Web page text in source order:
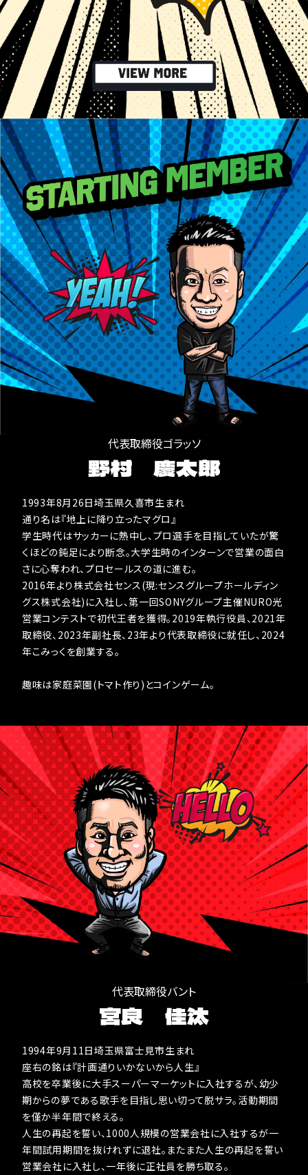
代表取締役ゴラッソ
野村 慶太郎
1993年8月26日埼玉県久喜市生まれ
通り名は『地上に降り立ったマグロ』
学生時代はサッカーに熱中し、プロ選手を目指していたが驚
くほどの鈍足により断念。大学生時のインターンで営業の面白
さに心奪われ、プロセールスの道に進む。
2016年より株式会社センス(現:センスグループホールディン
グス株式会社)に入社し、第一回SONYグループ主催NURO光
営業コンテストで初代王者を獲得。2019年執行役員、2021年
取締役、2023年副社長、23年より代表取締役に就任し、2024
年こみっくを創業する。
趣味は家庭菜園(トマト作り)とコインゲーム。
代表取締役バント
宮良 佳汰
1994年9月11日埼玉県富士見市生まれ
座右の銘は『計画通りいかないから人生』
高校を卒業後に大手スーパーマーケットに入社するが、幼少
期からの夢である歌手を目指し思い切って脱サラ。活動期間
を僅か半年間で終える。
人生の再起を誓い、1000人規模の営業会社に入社するが一
年間試用期間を抜けれずに退社。またまた人生の再起を誓い
営業会社に入社し、一年後に正社員を勝ち取る。